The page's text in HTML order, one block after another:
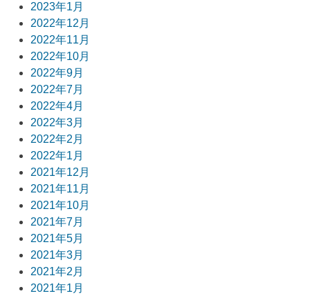
2023年1月
2022年12月
2022年11月
2022年10月
2022年9月
2022年7月
2022年4月
2022年3月
2022年2月
2022年1月
2021年12月
2021年11月
2021年10月
2021年7月
2021年5月
2021年3月
2021年2月
2021年1月